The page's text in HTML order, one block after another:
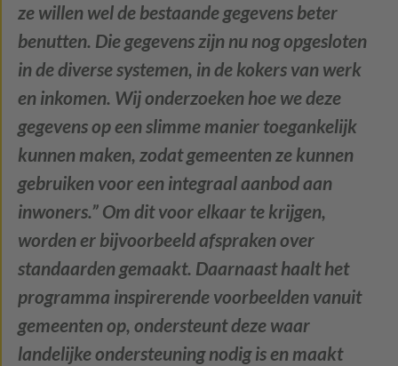
ze willen wel de bestaande gegevens beter
benutten. Die gegevens zijn nu nog opgesloten
in de diverse systemen, in de kokers van werk
en inkomen. Wij onderzoeken hoe we deze
gegevens op een slimme manier toegankelijk
kunnen maken, zodat gemeenten ze kunnen
gebruiken voor een integraal aanbod aan
inwoners.” Om dit voor elkaar te krijgen,
worden er bijvoorbeeld afspraken over
standaarden gemaakt. Daarnaast haalt het
programma inspirerende voorbeelden vanuit
gemeenten op, ondersteunt deze waar
landelijke ondersteuning nodig is en maakt